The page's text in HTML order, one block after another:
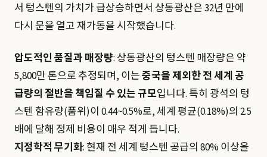
서 텅스텐의 가치가 급상승하면서 상동광산은 32년 만에
다시 문을 열고 재가동을 시작했습니다.
압도적인 품질과 매장량: 상동광산의 텅스텐 매장량은 약
5,800만 톤으로 추정되며, 이는중국을 제외한 전 세계 공
급량의 절반을 책임질 수 있는 규모입니다. 특히 광석의 텅
스텐 함유량(품위)이 0.44~0.5%로, 세계 평균(0.18%)의 2.5
배에 달해 정제 비용이 매우 적게 듭니다.
지정학적 무기화: 현재 전 세계 텅스텐 공급의 80% 이상을